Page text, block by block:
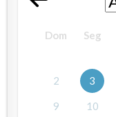
Dom Seg
2
3
9 10